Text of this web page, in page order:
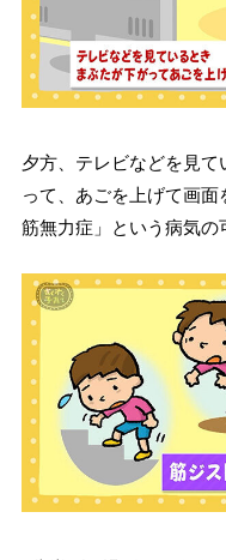
夕方、テレビなどを見
って、あごを上げて画
筋無力症」という病気の